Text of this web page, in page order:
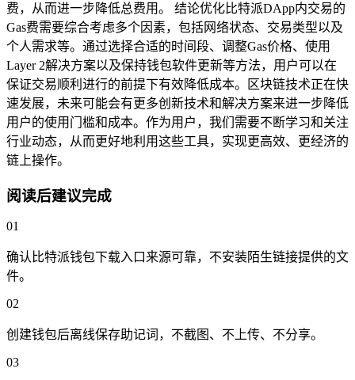
费，从而进一步降低总费用。 结论优化比特派DApp内交易的
Gas费需要综合考虑多个因素，包括网络状态、交易类型以及
个人需求等。通过选择合适的时间段、调整Gas价格、使用
Layer 2解决方案以及保持钱包软件更新等方法，用户可以在
保证交易顺利进行的前提下有效降低成本。区块链技术正在快
速发展，未来可能会有更多创新技术和解决方案来进一步降低
用户的使用门槛和成本。作为用户，我们需要不断学习和关注
行业动态，从而更好地利用这些工具，实现更高效、更经济的
链上操作。
阅读后建议完成
01
确认比特派钱包下载入口来源可靠，不安装陌生链接提供的文
件。
02
创建钱包后离线保存助记词，不截图、不上传、不分享。
03